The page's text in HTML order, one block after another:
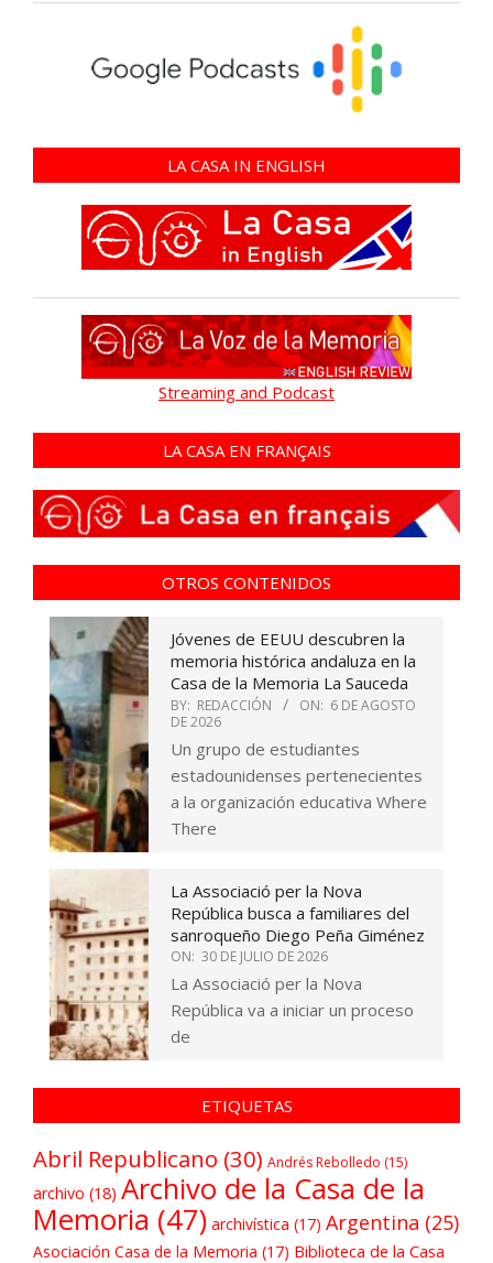
LA CASA IN ENGLISH
Streaming and Podcast
LA CASA EN FRANÇAIS
OTROS CONTENIDOS
Jóvenes de EEUU descubren la
memoria histórica andaluza en la
Casa de la Memoria La Sauceda
BY: REDACCIÓN ON: 6 DE AGOSTO
DE 2026
Un grupo de estudiantes
estadounidenses pertenecientes
a la organización educativa Where
There
La Associació per la Nova
República busca a familiares del
sanroqueño Diego Peña Giménez
ON: 30 DE JULIO DE 2026
La Associació per la Nova
República va a iniciar un proceso
de
ETIQUETAS
Abril Republicano (30) Andrés Rebolledo (15)
archivo (18) Archivo de la Casa de la
Memoria (47) archivística (17) Argentina (25)
Asociación Casa de la Memoria (17) Biblioteca de la Casa